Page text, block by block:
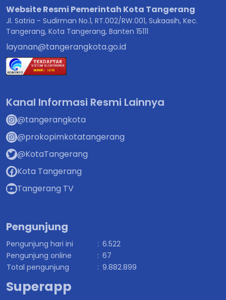
Website Resmi Pemerintah Kota Tangerang
Jl. Satria - Sudirman No.1, RT.002/RW.001, Sukaasih, Kec.
Tangerang, Kota Tangerang, Banten 15111
layanan@tangerangkota.go.id
Kanal Informasi Resmi Lainnya
@tangerangkota
@prokopimkotatangerang
@KotaTangerang
Kota Tangerang
Tangerang TV
Pengunjung
Pengunjung hari ini : 6.522
Pengunjung online
: 67
Total pengunjung
: 9.882.899
Superapp